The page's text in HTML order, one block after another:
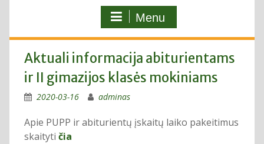
Menu
Aktuali informacija abiturientams
ir II gimazijos klasės mokiniams
2020-03-16 adminas
Apie PUPP ir abiturientų įskaitų laiko pakeitimus
skaityti čia